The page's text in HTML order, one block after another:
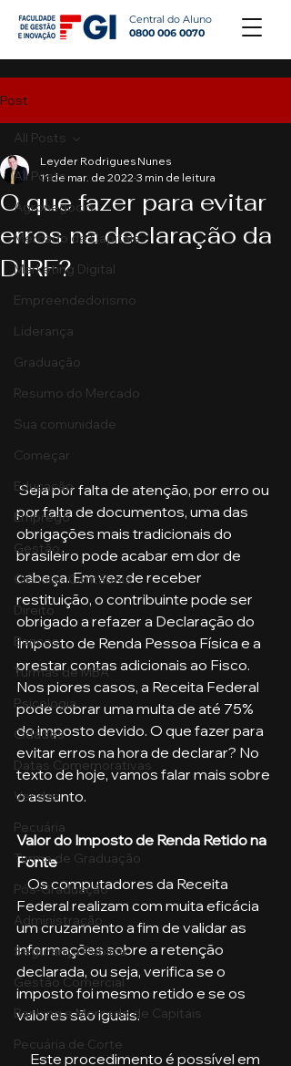
Central do Aluno
0800 006 0070
Post
All Posts
Agronegócio
Mercado de Capitais
Marketing Digital
Empreendedorismo
Liderança
Graduação
Resumo do Mercado
Sua comunidade
Começar
Educação
Emprego
Gestão
Ciências Contábeis
Direito
Bancos
Turmas de MBA
Psicologia
Cidades
Datas Comemorativas
Vendas
Pecuária
Turma de Graduação
Pós-Graduação
Administração
Segurança Publica
Gestão Comercial
Banking e Mercado de Capitais
Pecuária de Corte
All Posts
O que fazer para evitar
erros na declaração da
DIRF?
Leyder Rodrigues Nunes
11 de mar. de 2022 3 min de leitura
Seja por falta de atenção, por erro ou
por falta de documentos, uma das
obrigações mais tradicionais do
brasileiro pode acabar em dor de
cabeça. Em vez de receber
restituição, o contribuinte pode ser
obrigado a refazer a Declaração do
Imposto de Renda Pessoa Física e a
prestar contas adicionais ao Fisco.
Nos piores casos, a Receita Federal
pode cobrar uma multa de até 75%
do imposto devido. O que fazer para
evitar erros na hora de declarar? No
texto de hoje, vamos falar mais sobre
o assunto.
Valor do Imposto de Renda Retido na
Fonte
    Os computadores da Receita
Federal realizam com muita eficácia
um cruzamento a fim de validar as
informações sobre a retenção
declarada, ou seja, verifica se o
imposto foi mesmo retido e se os
valores são iguais.